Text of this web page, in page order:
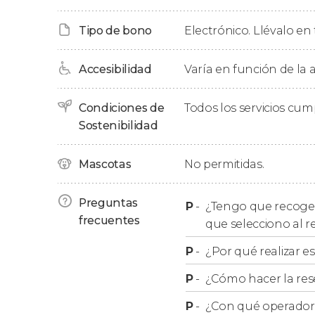
Transporte público
La tarjeta Lisboa Card incluye
acceso
ciudad
: metro, autobuses, elevadores y
¿Cómo funciona?
La tarjeta debe recogerse en los diferentes
se activa al primer uso. Es válida para la
ejemplo activas una tarjeta de 24 horas el
a las 13:45 horas. La tarjeta permiteun único
Tipo de bono Electrónico. Llévalo en
Accesibilidad Varía en función de la
Condiciones de
Sostenibilidad
Todos los servicios
Mascotas No permitidas.
Preguntas
frecuentes
P- ¿Tengo que
que selecciono al
P- ¿Por qué realizar
P- ¿Cómo hacer la
P- ¿Con qué